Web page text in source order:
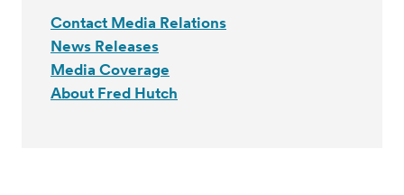
Contact Media Relations
News Releases
Media Coverage
About Fred Hutch